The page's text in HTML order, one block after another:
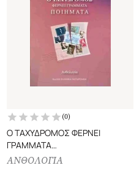
(0)
Ο ΤΑΧΥΔΡΟΜΟΣ ΦΕΡΝΕΙ
ΓΡΑΜΜΑΤΑ
ΠΟΙΗΜΑΤΑ
ΑΝΘΟΛΟΓΙΑ